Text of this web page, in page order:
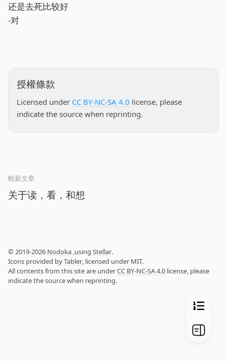
还是去死比较好
-对
授權條款
Licensed under CC BY-NC-SA 4.0 license, please
indicate the source when reprinting.
較新文章
关于读，看，和想
© 2019-2026 Nodoka ,using Stellar.
Icons provided byTabler, licensed under MIT.
All contents from this site are underCC BY-NC-SA 4.0 license, please
indicate the source when reprinting.